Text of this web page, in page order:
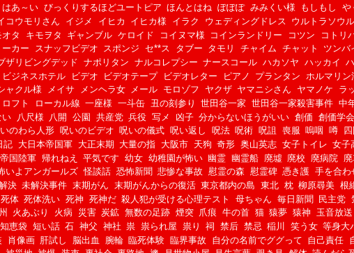
はあ～い びっくりするほどユートピア ほんとはね ぽぽぽ みみくい様 もしもし や
コウモリさん イジメ イヒカ イヒカ様 イラク ウェディングドレス ウルトラソウル
タ キモヲタ ギャンブル ケロイド コイヌマ様 コインランドリー コツン コトリ
ーカー スナッフビデオ スポンジ セ**ス タブー タモリ チャイム チャット ツンバ
ザリビングデッド ナポリタン ナルコレプシー ナースコール ハカソヤ ハッカイ
ビジネスホテル ビデオ ビデオテープ ビデオレター ピアノ プランタン ホルマリン
ャクル様 メイサ メンヘラ女 メール モロゾフ ヤクザ ヤマニシさん ヤマノケ ラ
ロフト ローカル線 一座様 一斗缶 丑の刻参り 世田谷一家 世田谷一家殺害事件 中
い 八尺様 八開 公園 共産党 兵役 写メ 凶子 分からないほうがいい 創価 創価学会
のわら人形 呪いのビデオ 呪いの儀式 呪い返し 呪法 呪術 呪詛 喪服 嗚咽 噂 四
記 大日本帝国軍 大正末期 大量の指 大阪市 天狗 奇形 奥山英志 女子トイレ 女子
帝国陸軍 帰れねえ 平気です 幼女 幼稚園が怖い 幽霊 幽霊船 廃墟 廃校 廃病院
いよアンガールズ 怪談話 恐怖新聞 悲惨な事故 慰霊の森 慰霊碑 憑き護 手を合わ
決 未解決事件 末期がん 末期がんからの復活 東京都内の島 東北 枕 柳原尋美 根
死体 死体洗い 死神 死神だ 殺人犯が受ける心理テスト 母ちゃん 毎日新聞 民主党
火あぶり 火病 災害 炭鉱 無数の足跡 煙突 爪痕 牛の首 猫 猿夢 猿神 玉音放送
知恵袋 短い話 石 神父 神社 祟 祟られ屋 祟り 祠 禁后 禁忌 稲川 笑う女 等身大
肖像画 肝試し 脳出血 腕輪 臨死体験 臨界事故 自分の名前でググって 自己責任